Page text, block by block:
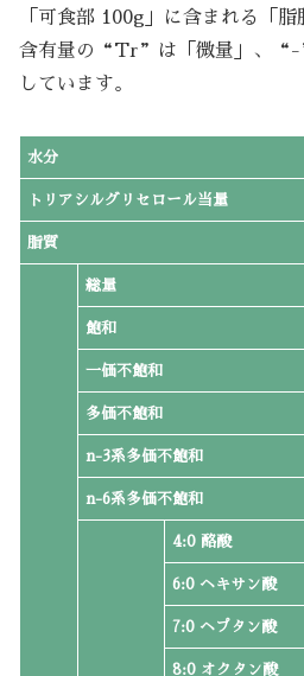
「可食部 100g」に含まれる「脂
含有量の“Tr”は「微量」、“-
しています。
水分
トリアシルグリセロール当量
脂質
総量
飽和
一価不飽和
多価不飽和
n-3系多価不飽和
n-6系多価不飽和
4:0 酪酸
6:0 ヘキサン酸
7:0 ヘプタン酸
8:0 オクタン酸